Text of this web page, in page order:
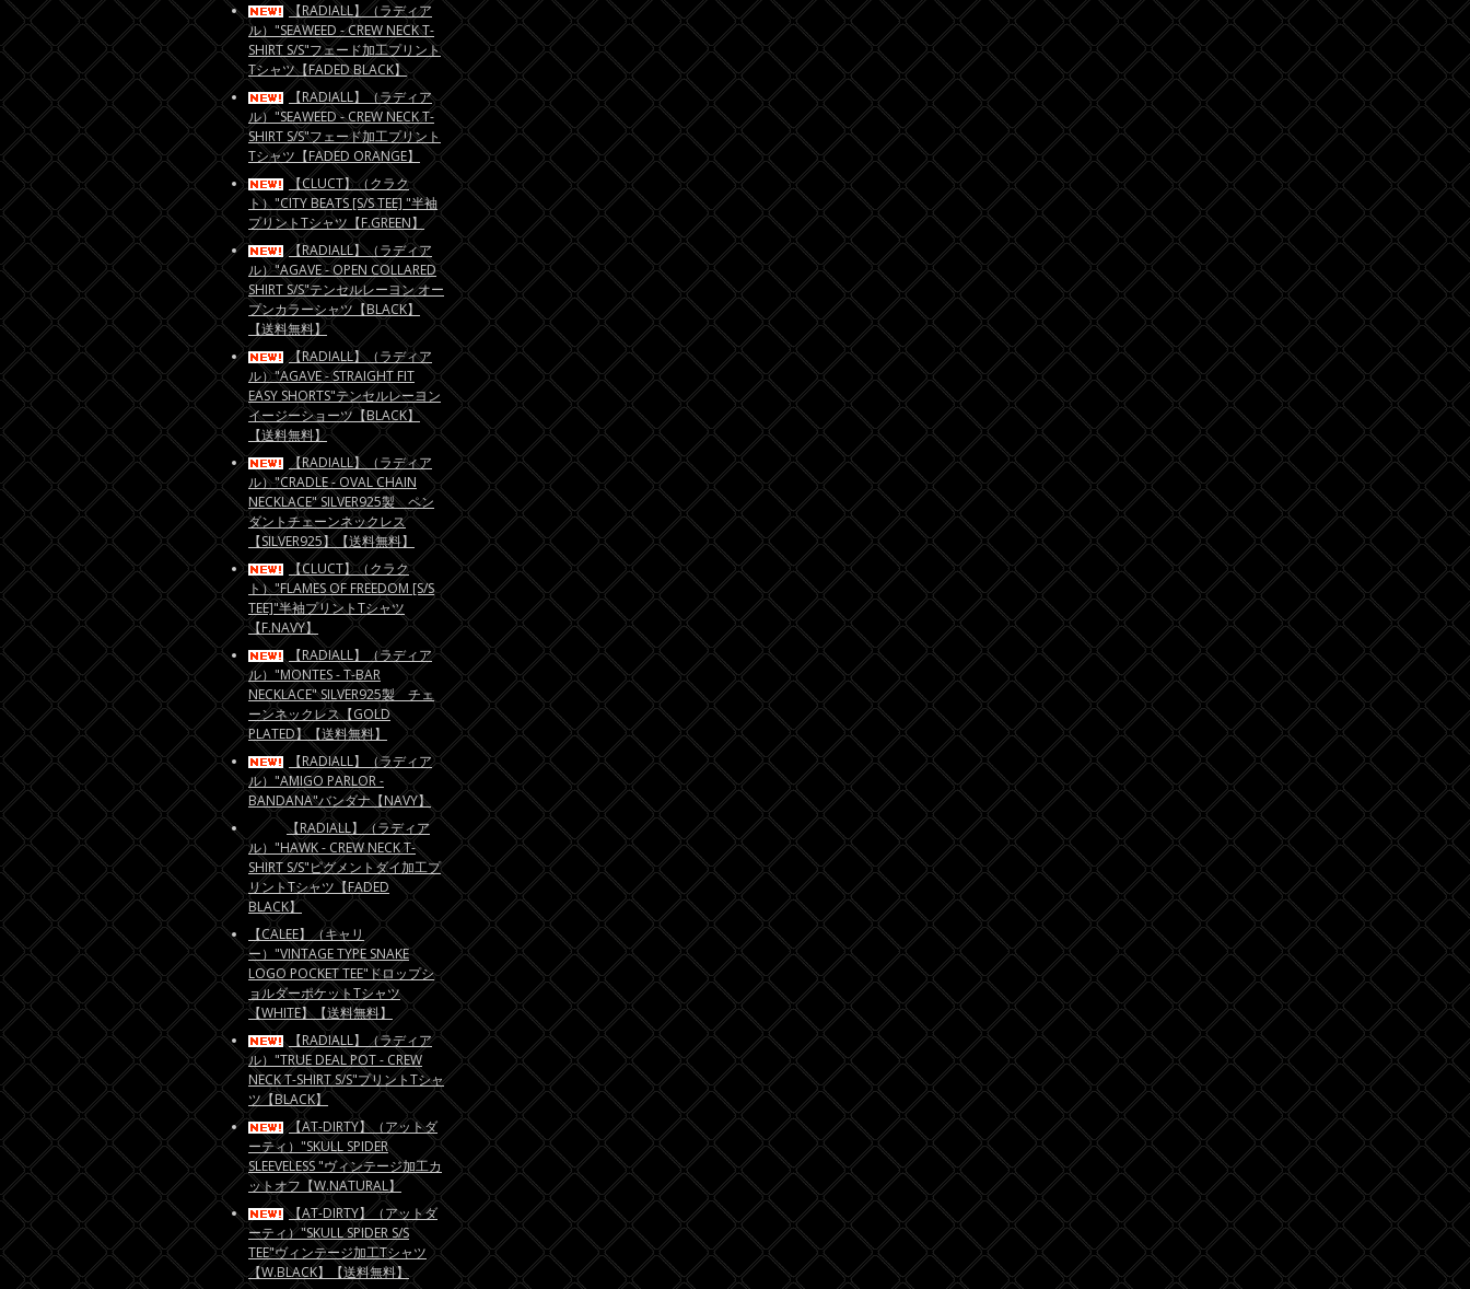
【RADIALL】（ラディア
ル）"SEAWEED - CREW NECK T-
SHIRT S/S"フェード加工プリント
Tシャツ【FADED BLACK】
【RADIALL】（ラディア
ル）"SEAWEED - CREW NECK T-
SHIRT S/S"フェード加工プリント
Tシャツ【FADED ORANGE】
【CLUCT】（クラク
ト）"CITY BEATS [S/S TEE] "半袖
プリントTシャツ【F.GREEN】
【RADIALL】（ラディア
ル）"AGAVE - OPEN COLLARED
SHIRT S/S"テンセルレーヨン オー
プンカラーシャツ【BLACK】
【送料無料】
【RADIALL】（ラディア
ル）"AGAVE - STRAIGHT FIT
EASY SHORTS"テンセルレーヨン
イージーショーツ【BLACK】
【送料無料】
【RADIALL】（ラディア
ル）"CRADLE - OVAL CHAIN
NECKLACE" SILVER925製 ペン
ダントチェーンネックレス
【SILVER925】【送料無料】
【CLUCT】（クラク
ト）"FLAMES OF FREEDOM [S/S
TEE]"半袖プリントTシャツ
【F.NAVY】
【RADIALL】（ラディア
ル）"MONTES - T-BAR
NECKLACE" SILVER925製 チェ
ーンネックレス【GOLD
PLATED】【送料無料】
【RADIALL】（ラディア
ル）"AMIGO PARLOR -
BANDANA"バンダナ【NAVY】
【RADIALL】（ラディア
ル）"HAWK - CREW NECK T-
SHIRT S/S"ピグメントダイ加工プ
リントTシャツ【FADED
BLACK】
【CALEE】（キャリ
ー）"VINTAGE TYPE SNAKE
LOGO POCKET TEE"ドロップシ
ョルダーポケットTシャツ
【WHITE】【送料無料】
【RADIALL】（ラディア
ル）"TRUE DEAL POT - CREW
NECK T-SHIRT S/S"プリントTシャ
ツ【BLACK】
【AT-DIRTY】（アットダ
ーティ）"SKULL SPIDER
SLEEVELESS "ヴィンテージ加工カ
ットオフ【W.NATURAL】
【AT-DIRTY】（アットダ
ーティ）"SKULL SPIDER S/S
TEE"ヴィンテージ加工Tシャツ
【W.BLACK】【送料無料】